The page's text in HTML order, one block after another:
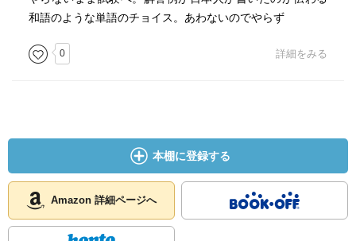
和語のような単語のチョイス。あわないのでやらず
0 詳細をみる
本棚に登録する
Amazon 詳細ページへ